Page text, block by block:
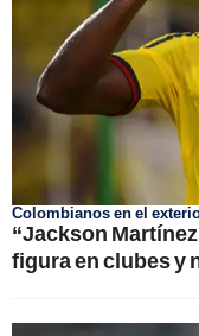
Colombianos en el
“Jackson
figura en clubes y